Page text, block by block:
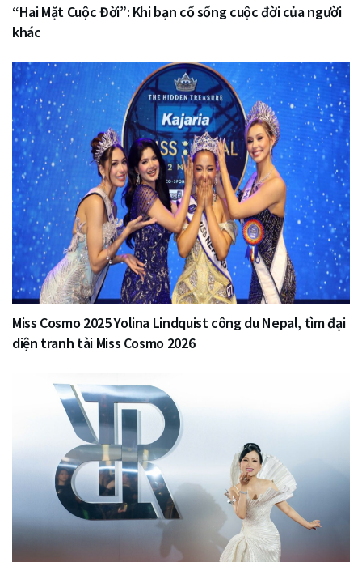
“Hai Mặt Cuộc Đời”: Khi bạn cố sống cuộc đời của người
khác
Miss Cosmo 2025 Yolina Lindquist công du Nepal, tìm đại
diện tranh tài Miss Cosmo 2026